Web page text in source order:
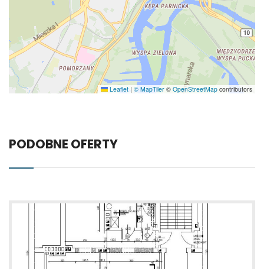
Leaflet | © MapTiler © OpenStreetMap contributors
PODOBNE OFERTY